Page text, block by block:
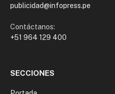
publicidad@infopress.pe
Contáctanos:
+51 964 129 400
SECCIONES